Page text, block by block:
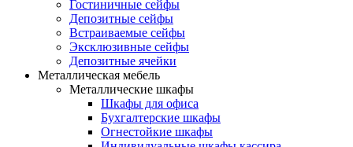
Гостиничные сейфы
Депозитные сейфы
Встраиваемые сейфы
Эксклюзивные сейфы
Депозитные ячейки
Металлическая мебель
Металлические шкафы
Шкафы для офиса
Бухгалтерские шкафы
Огнестойкие шкафы